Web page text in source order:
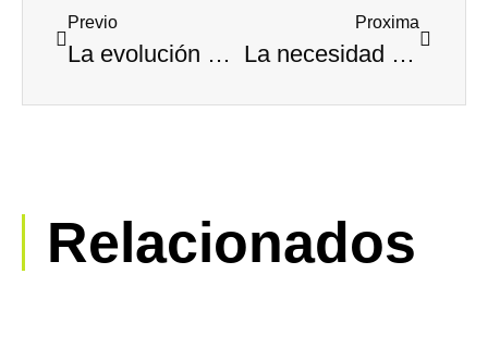
Previo
La evolución de las botas de fútbol
Proxima
La necesidad de camioneros aumenta
Relacionados